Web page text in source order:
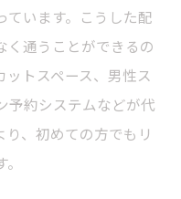
ています。こうした配
く通うことができるの
トスペース、男性ス
予約システムなどが代
、初めての方でもリ